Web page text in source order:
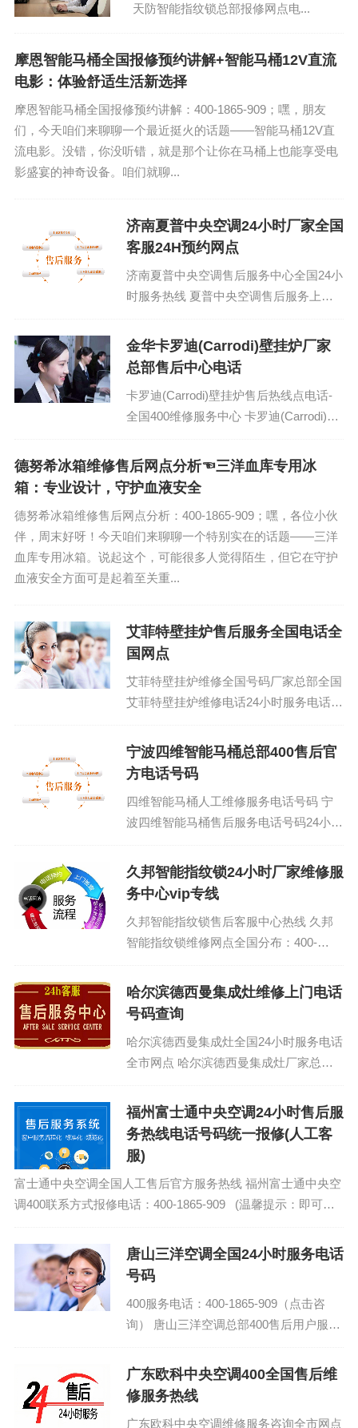
天防智能指纹锁总部报修网点电...
摩恩智能马桶全国报修预约讲解+智能马桶12V直流
电影：体验舒适生活新选择
摩恩智能马桶全国报修预约讲解：400-1865-909；嘿，朋友
们，今天咱们来聊聊一个最近挺火的话题——智能马桶12V直
流电影。没错，你没听错，就是那个让你在马桶上也能享受电
影盛宴的神奇设备。咱们就聊...
济南夏普中央空调24小时厂家全国
客服24H预约网点
济南夏普中央空调售后服务中心全国24小
时服务热线 夏普中央空调售后服务上门
调40...
金华卡罗迪(Carrodi)壁挂炉厂家
总部售后中心电话
卡罗迪(Carrodi)壁挂炉售后热线点电话-
全国400维修服务中心 卡罗迪(Carrodi)壁
909...
德努希冰箱维修售后网点分析☜三洋血库专用冰
箱：专业设计，守护血液安全
德努希冰箱维修售后网点分析：400-1865-909；嘿，各位小伙
伴，周末好呀！今天咱们来聊聊一个特别实在的话题——三洋
血库专用冰箱。说起这个，可能很多人觉得陌生，但它在守护
血液安全方面可是起着至关重...
艾菲特壁挂炉售后服务全国电话全
国网点
艾菲特壁挂炉维修全国号码厂家总部全国
艾菲特壁挂炉维修电话24小时服务电话：
艾...
宁波四维智能马桶总部400售后官
方电话号码
四维智能马桶人工维修服务电话号码 宁
波四维智能马桶售后服务电话号码24小
400-1865-909（点...
久邦智能指纹锁24小时厂家维修服
务中心vip专线
久邦智能指纹锁售后客服中心热线 久邦
智能指纹锁维修网点全国分布：400-
智能指纹锁...
哈尔滨德西曼集成灶维修上门电话
号码查询
哈尔滨德西曼集成灶全国24小时服务电话
全市网点 哈尔滨德西曼集成灶厂家总部
西曼集成灶厂...
福州富士通中央空调24小时售后服
务热线电话号码统一报修(人工客
服)
富士通中央空调全国人工售后官方服务热线 福州富士通中央空
调400联系方式报修电话：400-1865-909 (温馨提示：即可拨
唐山三洋空调全国24小时服务电话
号码
400服务电话：400-1865-909（点击咨
询） 唐山三洋空调总部400售后用户服务
务24小时在线...
广东欧科中央空调400全国售后维
修服务热线
广东欧科中央空调维修服务咨询全市网点